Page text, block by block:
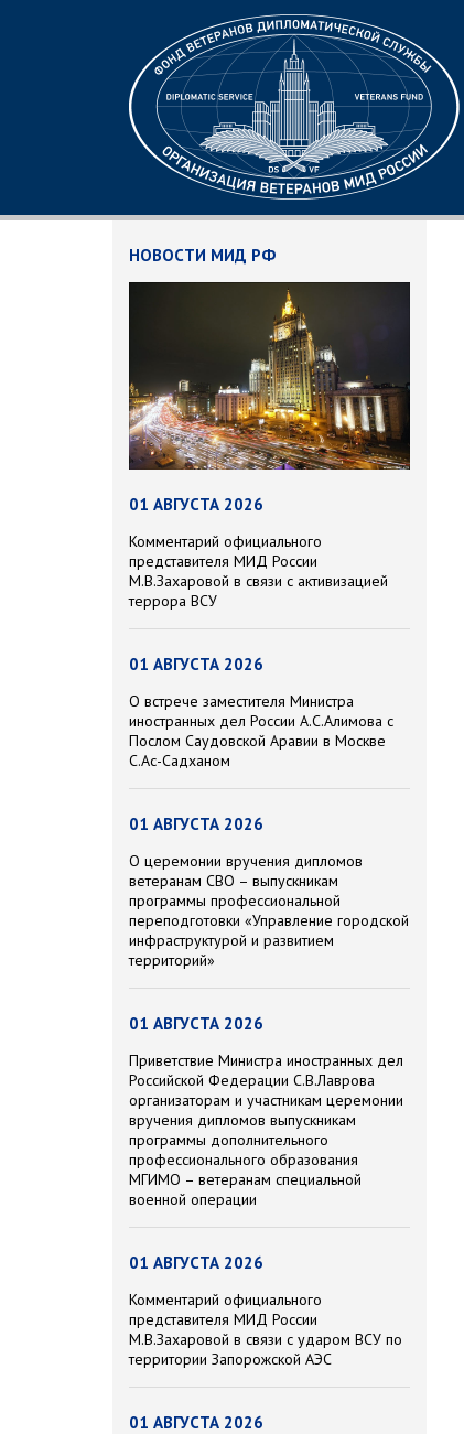
НОВОСТИ МИД РФ
01 АВГУСТА 2026
Комментарий официального
представителя МИД России
М.В.Захаровой в связи с активизацией
террора ВСУ
01 АВГУСТА 2026
О встрече заместителя Министра
иностранных дел России А.С.Алимова с
Послом Саудовской Аравии в Москве
С.Ас-Садханом
01 АВГУСТА 2026
О церемонии вручения дипломов
ветеранам СВО – выпускникам
программы профессиональной
переподготовки «Управление городской
инфраструктурой и развитием
территорий»
01 АВГУСТА 2026
Приветствие Министра иностранных дел
Российской Федерации С.В.Лаврова
организаторам и участникам церемонии
вручения дипломов выпускникам
программы дополнительного
профессионального образования
МГИМО – ветеранам специальной
военной операции
01 АВГУСТА 2026
Комментарий официального
представителя МИД России
М.В.Захаровой в связи с ударом ВСУ по
территории Запорожской АЭС
01 АВГУСТА 2026